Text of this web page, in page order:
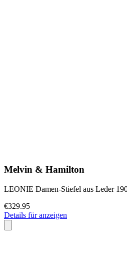
Melvin & Hamilton
LEONIE Damen-Stiefel aus Leder
€329.95
Details für anzeigen